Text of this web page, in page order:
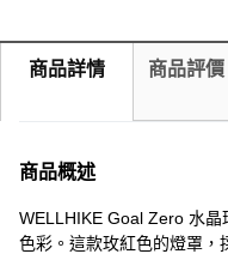
商品詳情 商品評價
商品概述
WELLHIKE Goal Zero 水
色彩。這款玫紅色的燈罩，